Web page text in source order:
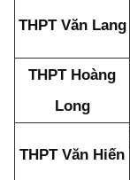
THPT Văn Lang
THPT Hoàng
Long
THPT Văn Hiến